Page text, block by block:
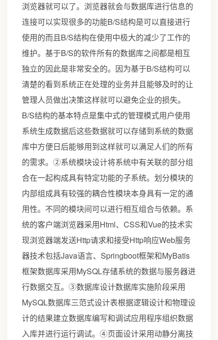
浏览器就可以了。浏览器就会与数据库进行信息的
连接可以实现很多的功能B/S结构是可以直接进行
使用的而且B/S结构在使用中极大的减少了工作的
维护。基于B/S的软件所有的数据库之间都是相互
独立的因此是非常安全的。因为基于B/S结构可以
清楚的看到系统正在处理的业务并且能够及时的让
管理人员做出决策这样就可以避免企业的损失。
B/S结构的基本特点是集中式的管理模式用户使用
系统生成数据后这些数据就可以存储到系统的数据
库中方便日后能够用到这样就可以满足人们的所有
的需求。②系统模块设计将系统中有关联的部分组
合在一起构成具有特定功能的子系统。划分模块的
内部组成具有较强的耦合性模块本身具有一定的通
用性。不同的模块间可以进行相互组合与依赖。系
统的客户端浏览器采用Html、CSS和Vue的技术实
现浏览器端发送Http请求和接受Http响应Web服务
器技术包括Java语言、Springboot框架和MyBatis
框架数据库采用MySQL存储系统的数据与服务器进
行数据交互。③数据库设计数据库实施阶段采用
MySQL数据库三范式设计表根据逻辑设计和物理设
计的结果建立数据库编写和调试应用程序组织数据
入库并进行运行调试。④页面设计采用动静分离技